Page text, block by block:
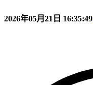
2026年05月21日 16:35:49